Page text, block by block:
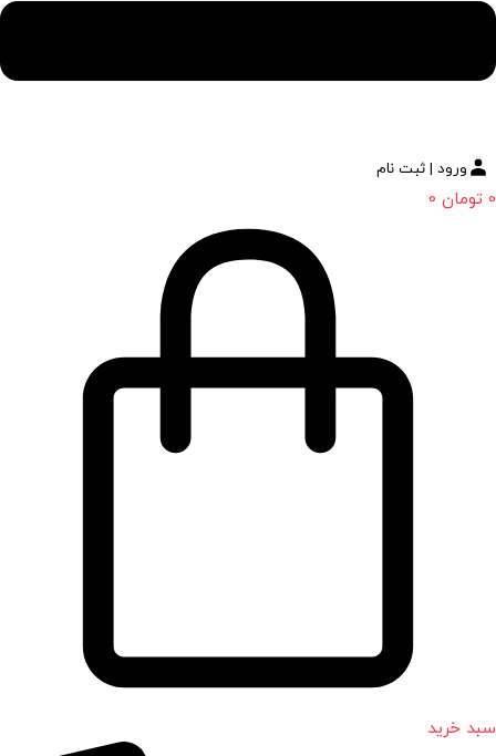
ورود | ثبت نام
0 تومان 0
سبد خرید